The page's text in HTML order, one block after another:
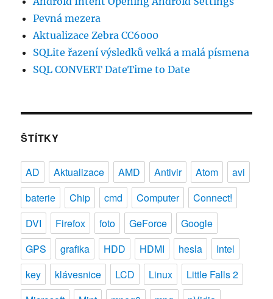
Pevná mezera
Aktualizace Zebra CC6000
SQLite řazení výsledků velká a malá písmena
SQL CONVERT DateTime to Date
ŠTÍTKY
AD Aktualizace AMD Antivir Atom
avi
baterie
Chip cmd Computer
Connect!
DVI
Firefox foto GeForce
Google
GPS
grafika HDD HDMI hesla
Intel
key
klávesnice LCD Linux
Little Falls 2